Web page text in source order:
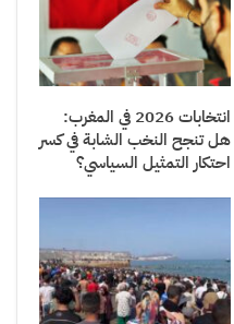
انتخابات 2026 في المغرب:
هل تنجح النخب الشابة في كسر
احتكار التمثيل السياسي؟